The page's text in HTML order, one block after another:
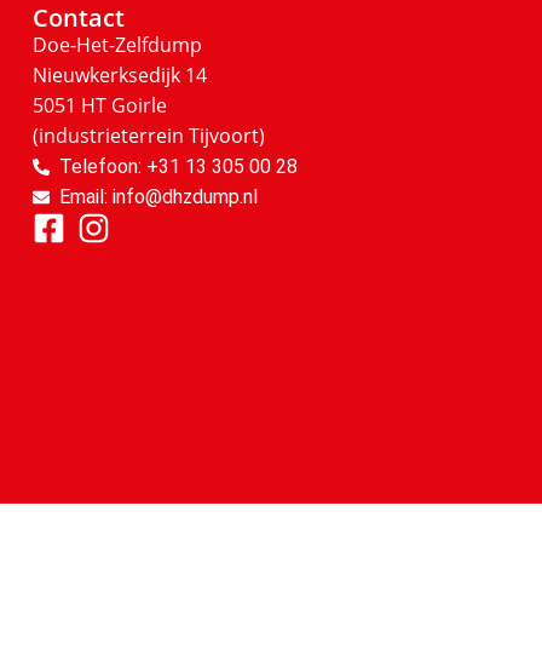
Contact
Doe-Het-Zelfdump
Nieuwkerksedijk 14
5051 HT Goirle
(industrieterrein Tijvoort)
Telefoon: +31 13 305 00 28
Email: info@dhzdump.nl